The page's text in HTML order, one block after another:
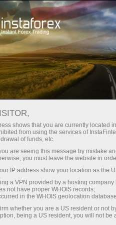
InstaForex bilan siz
ega bo‘lasiz:
yelkasi, bozordagi
spred va
shuningdek
bilan savdo qilish
shartlar.
Kichik
Har bir depozit
30% bonus
Savdoda
va trassada tezlik
shows that you are currently located
from using the services of
of funds, etc.
are seeing this message by mistake
you must leave the website in
IP address show your location as the
a VPN provided by a hosting
not have proper WHOIS records;
in the WHOIS geolocation
whether you are a US resident or not
being a US resident, you will not